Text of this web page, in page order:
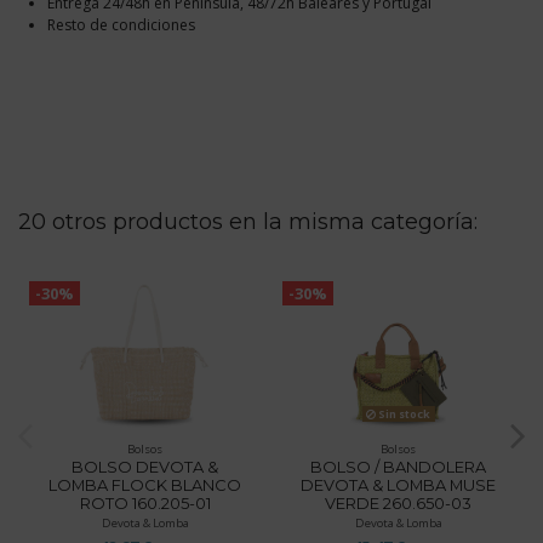
Resto de condiciones
20 otros productos en la misma categoría:
-30%
Bolsos
BOLSO DEVOTA &
LOMBA FLOCK BLANCO
ROTO 160.205-01
Devota & Lomba
-30%
Sin stock
Bolsos
BOLSO / BANDOLERA
DEVOTA & LOMBA MUSE
VERDE 260.650-03
Devota & Lomba